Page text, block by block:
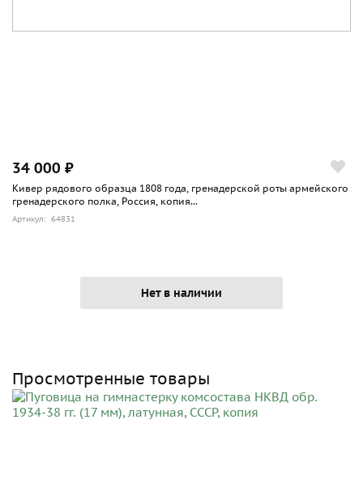
34 000 ₽
Кивер рядового образца 1808 года, гренадерской роты армейского
гренадерского полка, Россия, копия...
Артикул: 64831
Нет в наличии
Просмотренные товары